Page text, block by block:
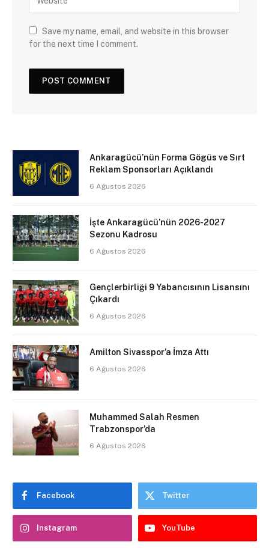
Save my name, email, and website in this browser
for the next time I comment.
Ankaragücü’nün Forma Gögüs ve Sırt
Reklam Sponsorları Açıklandı
6 Ağustos 2026
İşte Ankaragücü’nün 2026-2027
Sezonu Kadrosu
6 Ağustos 2026
Gençlerbirliği 9 Yabancısının Lisansını
Çıkardı
6 Ağustos 2026
Amilton Sivasspor’a İmza Attı
6 Ağustos 2026
Muhammed Salah Resmen
Trabzonspor’da
6 Ağustos 2026
Facebook Twitter
Instagram YouTube